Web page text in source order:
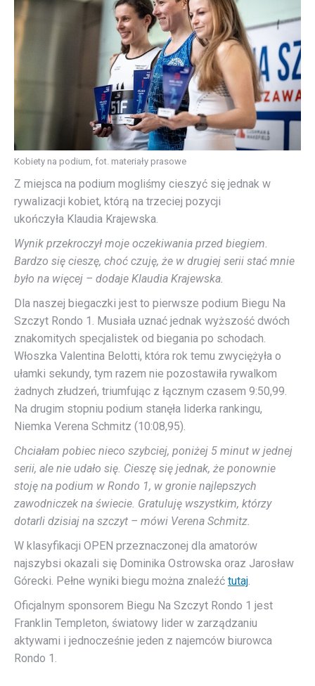
Kobiety na podium, fot. materiały prasowe
Z miejsca na podium mogliśmy cieszyć się jednak w
rywalizacji kobiet, którą na trzeciej pozycji
ukończyła Klaudia Krajewska.
Wynik przekroczył moje oczekiwania przed biegiem.
Bardzo się cieszę, choć czuję, że w drugiej serii stać mnie
było na więcej – dodaje Klaudia Krajewska.
Dla naszej biegaczki jest to pierwsze podium Biegu Na
Szczyt Rondo 1. Musiała uznać jednak wyższość dwóch
znakomitych specjalistek od biegania po schodach.
Włoszka Valentina Belotti, która rok temu zwyciężyła o
ułamki sekundy, tym razem nie pozostawiła rywalkom
żadnych złudzeń, triumfując z łącznym czasem 9:50,99.
Na drugim stopniu podium stanęła liderka rankingu,
Niemka Verena Schmitz (10:08,95).
Chciałam pobiec nieco szybciej, poniżej 5 minut w jednej
serii, ale nie udało się. Cieszę się jednak, że ponownie
stoję na podium w Rondo 1, w gronie najlepszych
zawodniczek na świecie. Gratuluję wszystkim, którzy
dotarli dzisiaj na szczyt – mówi Verena Schmitz.
W klasyfikacji OPEN przeznaczonej dla amatorów
najszybsi okazali się Dominika Ostrowska oraz Jarosław
Górecki. Pełne wyniki biegu można znaleźć tutaj.
Oficjalnym sponsorem Biegu Na Szczyt Rondo 1 jest
Franklin Templeton, światowy lider w zarządzaniu
aktywami i jednocześnie jeden z najemców biurowca
Rondo 1.